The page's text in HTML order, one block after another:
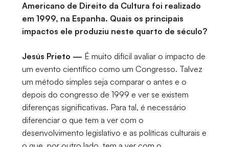
Americano de Direito da Cultura foi realizado
em 1999, na Espanha. Quais os principais
impactos ele produziu neste quarto de século?
Jesús Prieto — É muito difícil avaliar o impacto de
um evento científico como um Congresso. Talvez
um método simples seja comparar o antes e o
depois do congresso de 1999 e ver se existem
diferenças significativas. Para tal, é necessário
diferenciar o que tem a ver com o
desenvolvimento legislativo e as políticas culturais e